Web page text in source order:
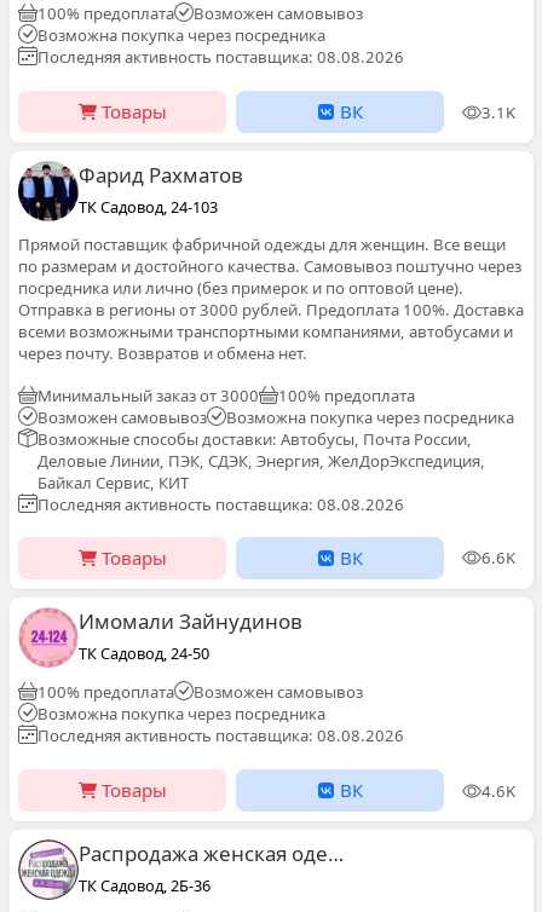
100% предоплата
Возможен самовывоз
Возможна покупка через посредника
Последняя активность поставщика: 08.08.2026
Товары ВК 3.1K
Фарид Рахматов
ТК Садовод, 24-103
Прямой поставщик фабричной одежды для женщин. Все вещи
по размерам и достойного качества. Самовывоз поштучно через
посредника или лично (без примерок и по оптовой цене).
Отправка в регионы от 3000 рублей. Предоплата 100%. Доставка
всеми возможными транспортными компаниями, автобусами и
через почту. Возвратов и обмена нет.
Минимальный заказ от 3000
100% предоплата
Возможен самовывоз
Возможна покупка через посредника
Возможные способы доставки: Автобусы, Почта России,
Деловые Линии, ПЭК, СДЭК, Энергия, ЖелДорЭкспедиция,
Байкал Сервис, КИТ
Последняя активность поставщика: 08.08.2026
Товары ВК 6.6K
Имомали Зайнудинов
ТК Садовод, 24-50
100% предоплата
Возможен самовывоз
Возможна покупка через посредника
Последняя активность поставщика: 08.08.2026
Товары ВК 4.6K
Распродажа женская одежда к.А ⁠2Б-69 ТЦ Садовод
ТК Садовод, 2Б-36